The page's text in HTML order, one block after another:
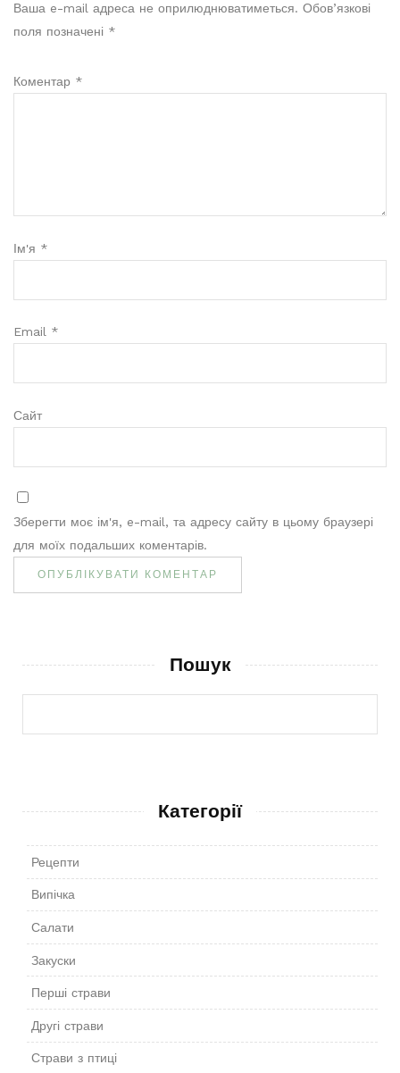
Ваша e-mail адреса не оприлюднюватиметься. Обов’язкові
поля позначені *
Коментар *
Ім'я *
Email *
Сайт
Зберегти моє ім'я, e-mail, та адресу сайту в цьому браузері
для моїх подальших коментарів.
Пошук
Категорії
Рецепти
Випічка
Салати
Закуски
Перші страви
Другі страви
Страви з птиці